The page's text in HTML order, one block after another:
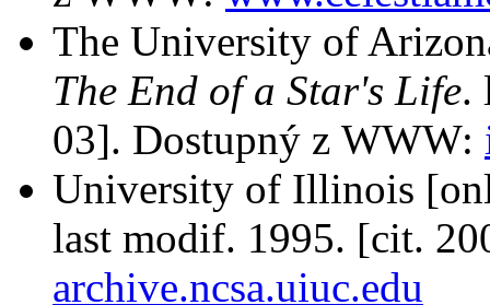
The University of
The End of a Star's Life.
03]. Dostupný z WWW:
University of Illinois
last modif. 1995. [cit.
archive.ncsa.uiuc.edu